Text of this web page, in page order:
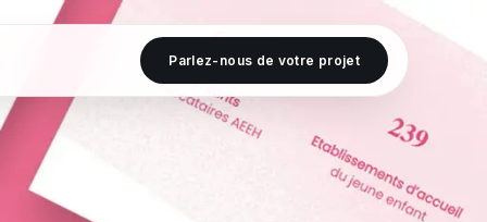
Parlez-nous de votre projet